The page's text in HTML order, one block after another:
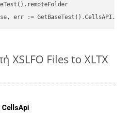
XSLFO Files to XLTX
CellsApi